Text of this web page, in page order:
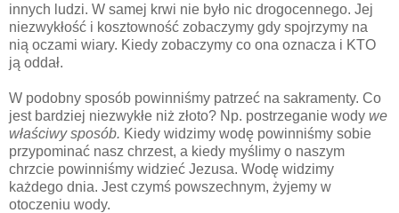
innych ludzi. W samej krwi nie było nic drogocennego. Jej
niezwykłość i kosztowność zobaczymy gdy spojrzymy na
nią oczami wiary. Kiedy zobaczymy co ona oznacza i KTO
ją oddał.
W podobny sposób powinniśmy patrzeć na sakramenty. Co
jest bardziej niezwykłe niż złoto? Np. postrzeganie wody we
właściwy sposób. Kiedy widzimy wodę powinniśmy sobie
przypominać nasz chrzest, a kiedy myślimy o naszym
chrzcie powinniśmy widzieć Jezusa. Wodę widzimy
każdego dnia. Jest czymś powszechnym, żyjemy w
otoczeniu wody.